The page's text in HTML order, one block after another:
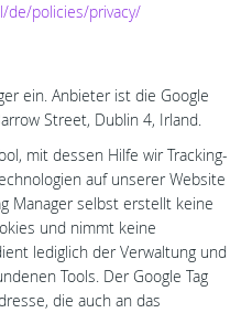
de/policies/privacy/
ein. Anbieter ist die Google
Street, Dublin 4, Irland.
mit dessen Hilfe wir Tracking-
auf unserer Website
Manager selbst erstellt keine
und nimmt keine
lediglich der Verwaltung und
Tools. Der Google Tag
die auch an das